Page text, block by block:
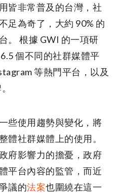
皆非常普及的台灣，社
足為奇了，大約 90% 的
。 根據 GWI 的一項研
個不同的社群媒體平
等熱門平台，以及
些使用趨勢與變化，將
體社群媒體上的使用。
府影響力的擔憂，政府
平台內容的監管，而近
議的法案也圍繞在這一